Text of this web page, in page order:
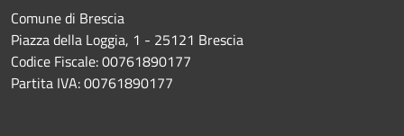
Comune di Brescia
Piazza della Loggia, 1 - 25121 Brescia
Codice Fiscale: 00761890177
Partita IVA: 00761890177